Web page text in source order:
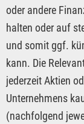
oder andere
halten oder auf
und somit ggf.
kann. Die
jederzeit Aktien
Unternehmens
(nachfolgend